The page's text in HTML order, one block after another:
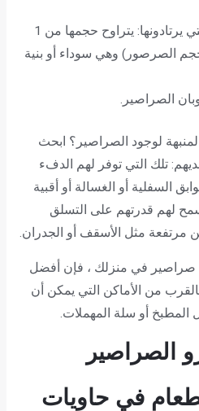
البراز في المناطق التي يرتادونها: يتراوح حجمها من 1
حجم الصرصور) وهي سوداء أو بنية
الصراصير.
لوجود الصراصير؟ ابحث
تلك التي توفر لهم الدفء
السفلية أو الغسالة أو أقبية
لهم قدرتهم على التسلق
مرتفعة مثل الأسقف أو الجدران.
في منزلك ، فإن أفضل
من الأماكن التي يمكن أن
المطبخ أو سلة المهملات.
الصراصير
في حاويات